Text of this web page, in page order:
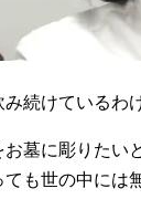
続けているわ
墓に彫りたい
も世の中には